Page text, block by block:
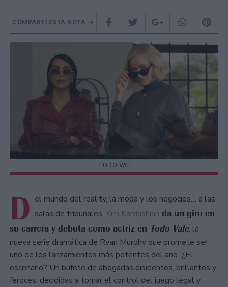
COMPARTÍ ESTA NOTA
TODO VALE
D el mundo del reality, la moda y los negocios… a las
salas de tribunales. Kim Kardashian da un giro en
su carrera y debuta como actriz en Todo Vale, la
nueva serie dramática de Ryan Murphy que promete ser
uno de los lanzamientos más potentes del año. ¿El
escenario? Un bufete de abogadas disidentes, brillantes y
feroces, decididas a tomar el control del juego legal y